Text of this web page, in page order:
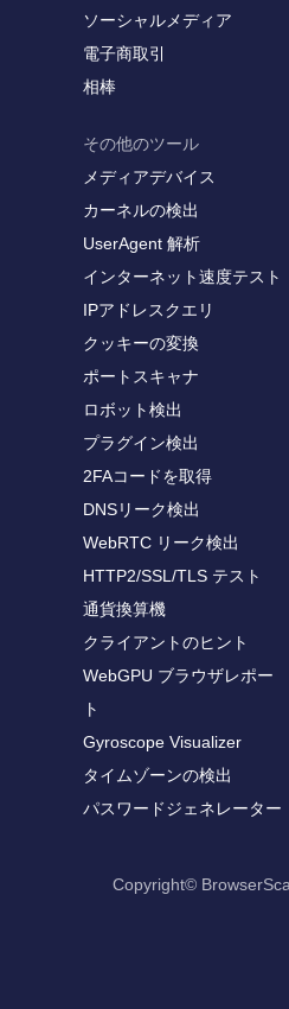
ソーシャルメディア
電子商取引
相棒
その他のツール
メディアデバイス
カーネルの検出
UserAgent 解析
インターネット速度テスト
IPアドレスクエリ
クッキーの変換
ポートスキャナ
ロボット検出
プラグイン検出
2FAコードを取得
DNSリーク検出
WebRTC リーク検出
HTTP2/SSL/TLS テスト
通貨換算機
クライアントのヒント
WebGPU ブラウザレポー
ト
Gyroscope Visualizer
タイムゾーンの検出
パスワードジェネレーター
Copyright©